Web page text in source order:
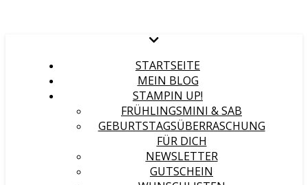
STARTSEITE
MEIN BLOG
STAMPIN UP!
FRÜHLINGSMINI & SAB
GEBURTSTAGSÜBERRASCHUNG
FÜR DICH
NEWSLETTER
GUTSCHEIN